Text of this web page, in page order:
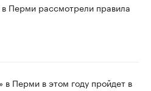
Перми рассмотрели правила
в Перми в этом году пройдет в